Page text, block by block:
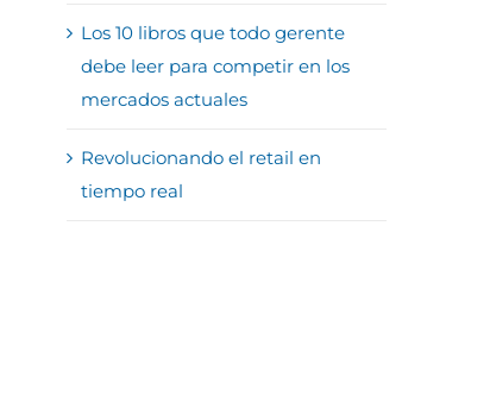
Los 10 libros que todo gerente
debe leer para competir en los
mercados actuales
Revolucionando el retail en
tiempo real